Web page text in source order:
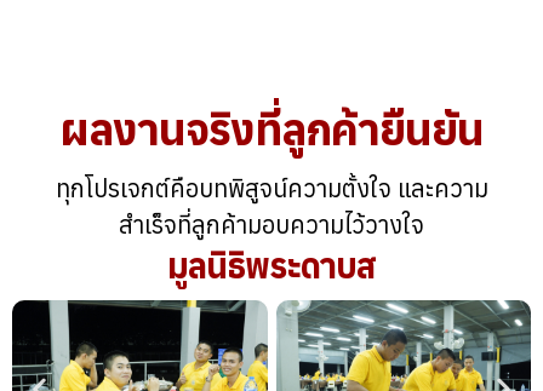
ผลงานจริงที่ลูกค้ายืนยัน
ทุกโปรเจกต์คือบทพิสูจน์ความตั้งใจ และความ
สำเร็จที่ลูกค้ามอบความไว้วางใจ
มูลนิธิพระดาบส